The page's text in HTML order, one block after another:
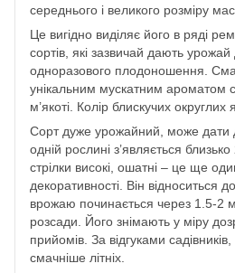
середнього і великого розміру
Це вигідно виділяє його в ряді
сортів, які зазвичай дають
одноразового плодоношення.
унікальним мускатним ароматом
м’якоті. Колір блискучих округлих
Сорт дуже урожайний, може дати
одній рослині з’являється близько
стрілки високі, ошатні – це ще
декоративності. Він відноситься
врожаю починається через 1.5-2
розсади. Його знімають у міру
прийомів. За відгуками
смачніше літніх.